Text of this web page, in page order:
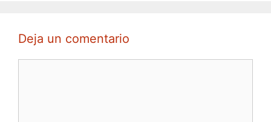
Deja un comentario